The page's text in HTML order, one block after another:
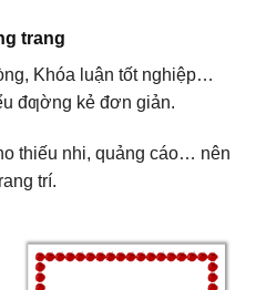
trang
Khóa luận tốt nghiệp…
đƣờng kẻ đơn giản.
thiếu nhi, quảng cáo… nên
trí.